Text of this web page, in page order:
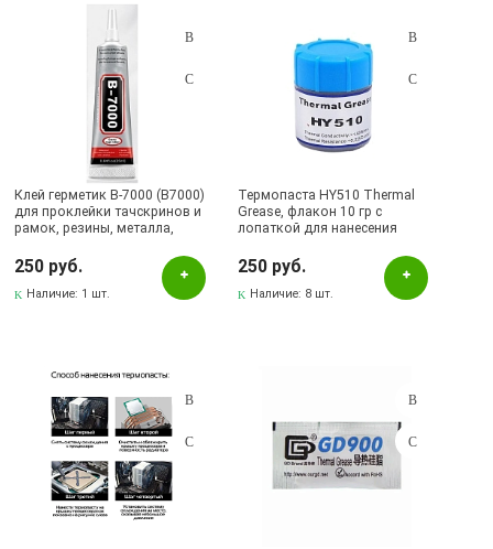
Подбор параметров
Розничная цена
Цвет
Прозрачный
Рисунок
Серебристый
Серый
Клей герметик B-7000 (B7000)
для проклейки тачскринов и
рамок, резины, металла,
текстильных материалов,
прозрачный (25ml)
250 руб.
Наличие: 1 шт.
Термопаста HY510 Thermal
Grease, флакон 10 гр с
лопаткой для нанесения
250 руб.
Наличие: 8 шт.